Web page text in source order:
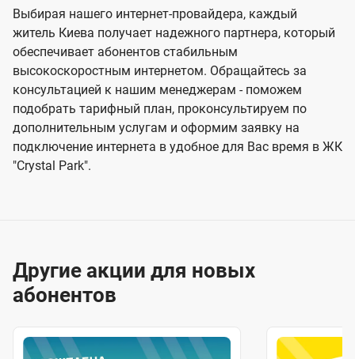
Выбирая нашего интернет-провайдера, каждый
житель Киева получает надежного партнера, который
обеспечивает абонентов стабильным
высокоскоростным интернетом. Обращайтесь за
консультацией к нашим менеджерам - поможем
подобрать тарифный план, проконсультируем по
дополнительным услугам и оформим заявку на
подключение интернета в удобное для Вас время в ЖК
"Crystal Park".
Другие акции для новых
абонентов